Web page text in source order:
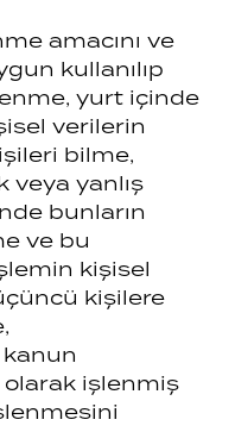
amacını ve
kullanılıp
yurt içinde
verilerin
bilme,
veya yanlış
bunların
ve bu
kişisel
kişilere
işlenmiş